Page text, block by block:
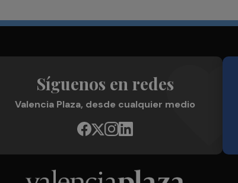
Síguenos en redes
Valencia Plaza, desde cualquier medio